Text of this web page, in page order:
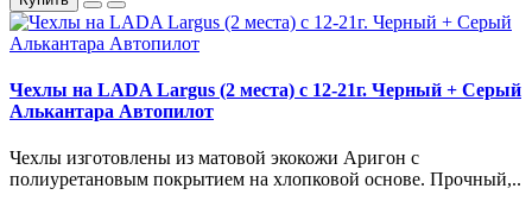
Чехлы на LADA Largus (2 места) c 12-21г. Черный + Серый
Алькантара Автопилот
Чехлы изготовлены из матовой экокожи Аригон с
полиуретановым покрытием на хлопковой основе. Прочный,..